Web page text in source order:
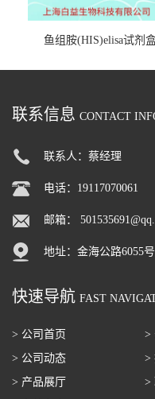
鱼组胺(HIS)elisa试剂
联系信息 CONTACT
联系人：蔡经理
电话：19117070061
邮箱：
地址：金海公路6055
快速导航 FAST
> 公司首页
>
> 公司动态
>
> 产品展厅
>